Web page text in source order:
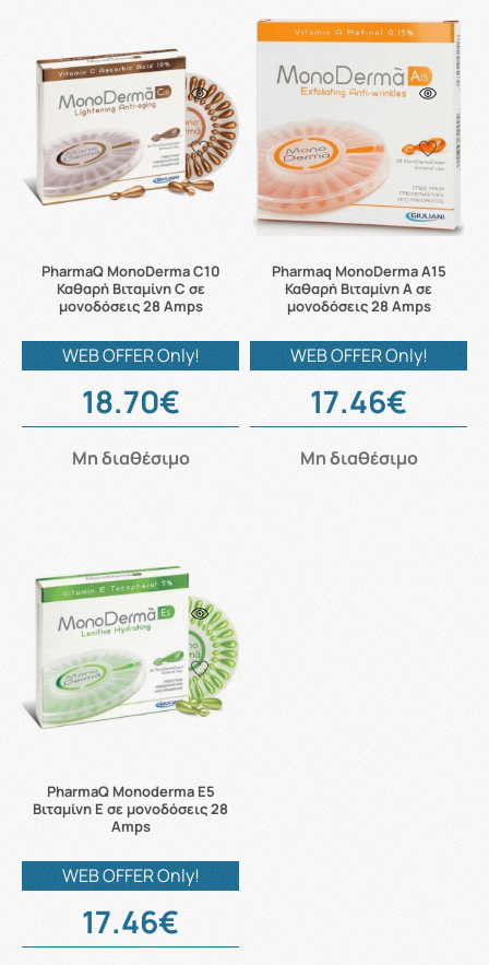
PharmaQ MonoDerma C10
Καθαρή Βιταμίνη C σε
μονοδόσεις 28 Amps
WEB OFFER Only!
18.70€
Μη διαθέσιμο
Pharmaq MonoDerma A15
Καθαρή Βιταμίνη A σε
μονοδόσεις 28 Amps
WEB OFFER Only!
17.46€
Μη διαθέσιμο
PharmaQ Monoderma E5
Βιταμίνη E σε μονοδόσεις 28
Amps
WEB OFFER Only!
17.46€